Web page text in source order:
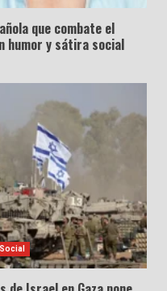
que combate el
humor y sátira social
Social